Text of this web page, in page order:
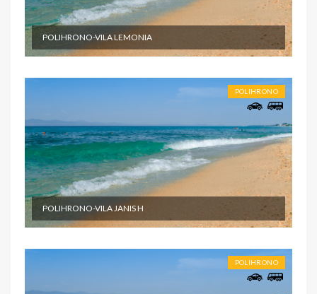
POLIHRONO-VILA LEMONIA
POLIHRONO
POLIHRONO-VILA JANIS H
POLIHRONO